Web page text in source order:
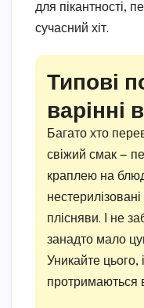
для пікантності,
сучасний хіт.
Типові
варінні
Багато хто
свіжий смак —
краплею на
плісняви. І не
занадто мало
Уникайте цього,
протримаються